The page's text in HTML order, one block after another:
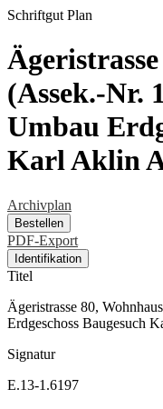
Schriftgut Plan
(Assek.-Nr.
Umbau
Karl Aklin
Archivplan
Bestellen
PDF-Export
Identifikation
Titel
Ägeristrasse 80,
Erdgeschoss Baugesuch
Signatur
E.13-1.6197